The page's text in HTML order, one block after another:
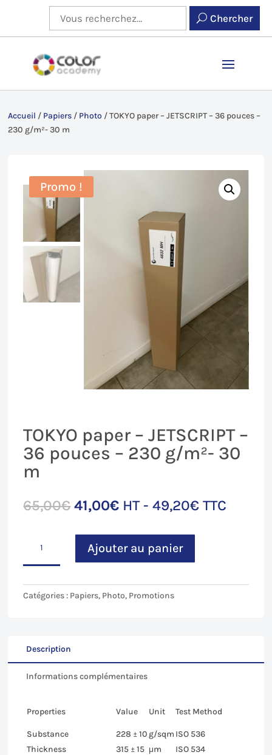
Chercher
Accueil / Papiers / Photo /TOKYO paper – JETSCRIPT – 36 pouces –
230 g/m²- 30 m
Promo !
TOKYO paper – JETSCRIPT –
36 pouces – 230 g/m²- 30
m
65,00€Le
initial
était :
65,00€.
41,00€Le
actuel
est :
41,00€.
HT -49,20€ TTC
TOKYO
-
pouces
-
230
Ajouter au panier
Catégories : Papiers, Photo, Promotions
Description
Informations complémentaires
Properties
Substance
Value
228 ± 10
Unit
g/sqm
Test Method
ISO 536
Thickness
315 ± 15 μm
ISO 534